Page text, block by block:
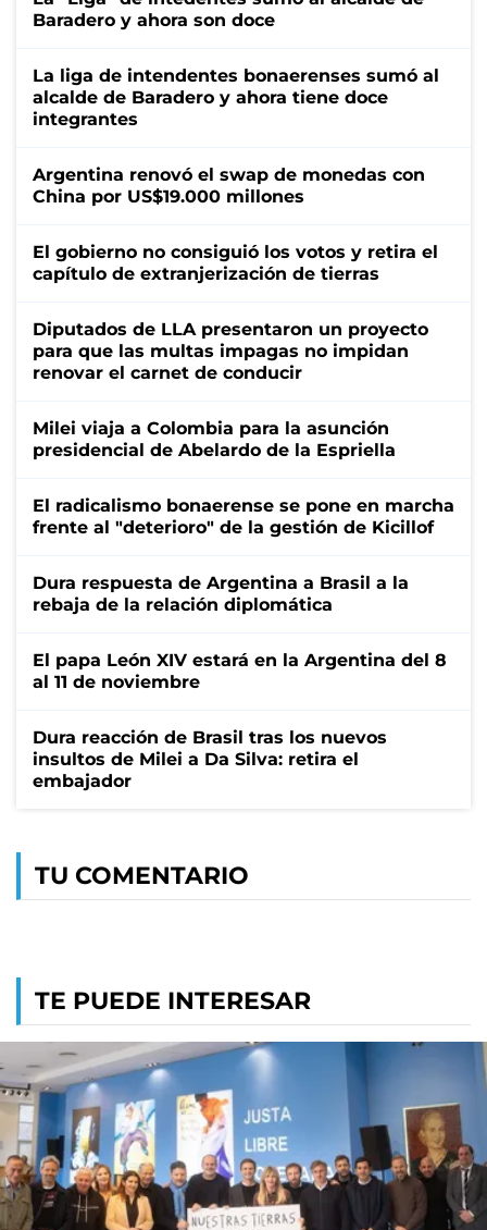
Baradero y ahora son doce
La liga de intendentes bonaerenses sumó al
alcalde de Baradero y ahora tiene doce
integrantes
Argentina renovó el swap de monedas con
China por US$19.000 millones
El gobierno no consiguió los votos y retira el
capítulo de extranjerización de tierras
Diputados de LLA presentaron un proyecto
para que las multas impagas no impidan
renovar el carnet de conducir
Milei viaja a Colombia para la asunción
presidencial de Abelardo de la Espriella
El radicalismo bonaerense se pone en marcha
frente al "deterioro" de la gestión de Kicillof
Dura respuesta de Argentina a Brasil a la
rebaja de la relación diplomática
El papa León XIV estará en la Argentina del 8
al 11 de noviembre
Dura reacción de Brasil tras los nuevos
insultos de Milei a Da Silva: retira el
embajador
TU COMENTARIO
TE PUEDE INTERESAR